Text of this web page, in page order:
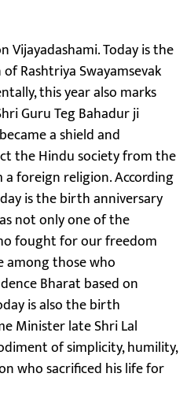
Vijayadashami. Today is the
Rashtriya Swayamsevak
this year also marks
Guru Teg Bahadur ji
a shield and
the Hindu society from the
foreign religion. According
is the birth anniversary
not only one of the
fought for our freedom
among those who
Bharat based on
is also the birth
Minister late Shri Lal
of simplicity, humility,
who sacrificed his life for